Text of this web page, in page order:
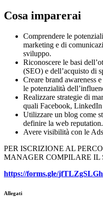
Cosa imparerai
Comprendere le
marketing e di
sviluppo.
Riconoscere le basi
(SEO) e dell’acquisto di
Creare brand awareness
le potenzialità
Realizzare strategie di
quali Facebook, LinkedIn
Utilizzare un blog come
definire la web reputation.
Avere visibilità con le
PER ISCRIZIONE AL
MANAGER COMPILARE IL
https://forms.gle/
Allegati